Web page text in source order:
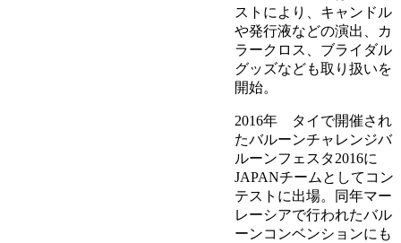
ストにより、キャンドル
や発行液などの演出、カ
ラークロス、ブライダル
グッズなども取り扱いを
開始。
2016年 タイで開催され
たバルーンチャレンジバ
ルーンフェスタ2016に
JAPANチームとしてコン
テストに出場。同年マー
レーシアで行われたバル
ーンコンベンションにも